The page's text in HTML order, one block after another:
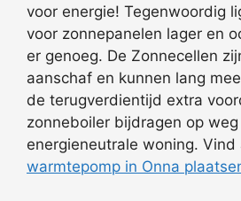
voor energie! Tegenwoordig
voor zonnepanelen lager en
er genoeg. De Zonnecellen
aanschaf en kunnen lang
de terugverdientijd extra
zonneboiler bijdragen op
energieneutrale woning. Vind
warmtepomp in Onna